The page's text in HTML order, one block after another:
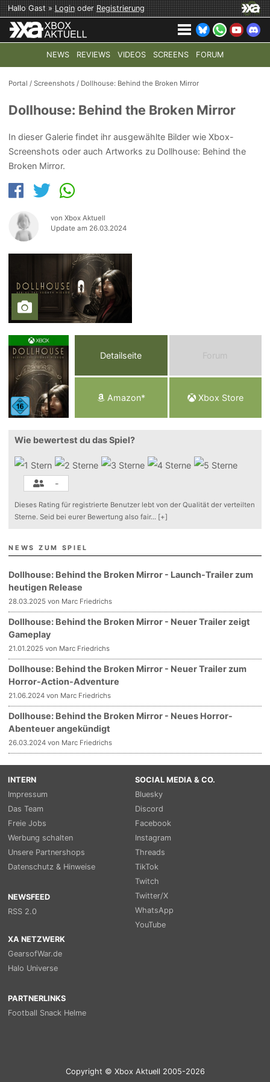
Hallo Gast »LoginoderRegistrierung
NEWS REVIEWS VIDEOS SCREENS FORUM
TOP-THEMEN: COD: MODERN WARFARE 4 HALO:
Portal /Screenshots / Dollhouse: Behind the Broken Mirror
Dollhouse: Behind the Broken Mirror
In dieser Galerie findet ihr ausgewählte Bilder wie Xbox-
Screenshots oder auch Artworks zu Dollhouse: Behind the
Broken Mirror.
von Xbox Aktuell
Update am 26.03.2024
Detailseite Forum
Amazon* Xbox Store
Wie bewertest du das Spiel?
-
Dieses Rating für registrierte Benutzer lebt von der Qualität der verteilten
Sterne. Seid bei eurer Bewertung also fair... [+]
NEWS ZUM SPIEL
Dollhouse: Behind the Broken Mirror - Launch-Trailer zum
heutigen Release
28.03.2025 von Marc Friedrichs
Dollhouse: Behind the Broken Mirror - Neuer Trailer zeigt
Gameplay
21.01.2025 von Marc Friedrichs
Dollhouse: Behind the Broken Mirror - Neuer Trailer zum
Horror-Action-Adventure
21.06.2024 von Marc Friedrichs
Dollhouse: Behind the Broken Mirror - Neues Horror-
Abenteuer angekündigt
26.03.2024 von Marc Friedrichs
INTERN
Impressum
Das Team
Freie Jobs
Werbung schalten
Unsere Partnershops
Datenschutz & Hinweise
NEWSFEED
RSS 2.0
SOCIAL MEDIA & CO.
Bluesky
Discord
Facebook
Instagram
Threads
TikTok
Twitch
Twitter/X
WhatsApp
YouTube
XA NETZWERK
GearsofWar.de
Halo Universe
PARTNERLINKS
Football Snack Helme
Copyright © Xbox Aktuell 2005-2026